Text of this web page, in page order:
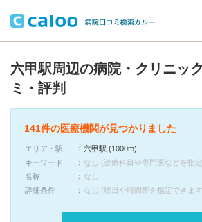
六甲駅周辺の病院・クリニック
ミ・評判
141件の医療機関が見つかりました
エリア・駅
六甲駅 (1000m)
キーワード
なし (診療科目や専門医などを指
名称
なし
詳細条件
なし (曜日や時間帯を指定できま